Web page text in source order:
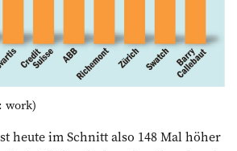
work)
heute im Schnitt also 148 Mal höher